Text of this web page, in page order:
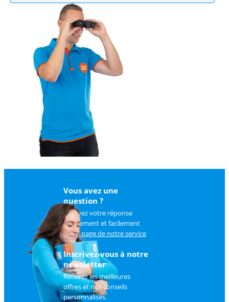
Vous avez une
question ?
Trouvez votre réponse
rapidement et facilement
surla page de notre service
client.
Inscrivez-vous à notre
newsletter
Recevez les meilleures
offres et nos conseils
personnalisés.